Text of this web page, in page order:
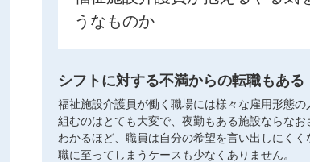
うなものか
シフトに対する不満からの転職もある
福祉施設介護員が働く職場には様々な雇用形態
組むのはとても大変で、夜勤もある施設ならな
わかるほど、職員は自分の希望を言い出しにく
職に至ってしまうケースも少なくありません。